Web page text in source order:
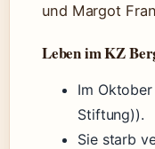
und Margot
Leben im KZ
Im
Stiftung)).
Sie starb